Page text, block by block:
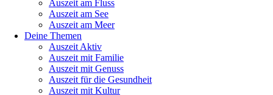
Auszeit am Fluss
Auszeit am See
Auszeit am Meer
Deine Themen
Auszeit Aktiv
Auszeit mit Familie
Auszeit mit Genuss
Auszeit für die Gesundheit
Auszeit mit Kultur